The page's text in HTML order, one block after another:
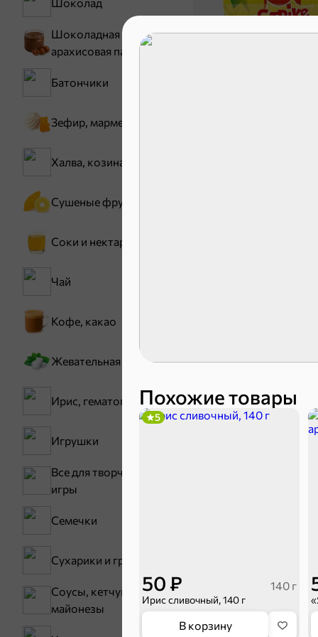
Похожие товары
50 ₽ 140 г
Ирис сливочный, 140 г
5
В корзину
Шоколадная и
арахисовая паста
Батончики
Зефир, мармелад
Халва, козинаки
Сушеные фрукты
Соки и нектары
Чай
Кофе, какао
Жевательная резинка
Ирис, гематоген
Игрушки
Все для творчества,
игры
Семечки
Сухарики и гренки
Соусы, кетчупы,
майонезы
Тараллини